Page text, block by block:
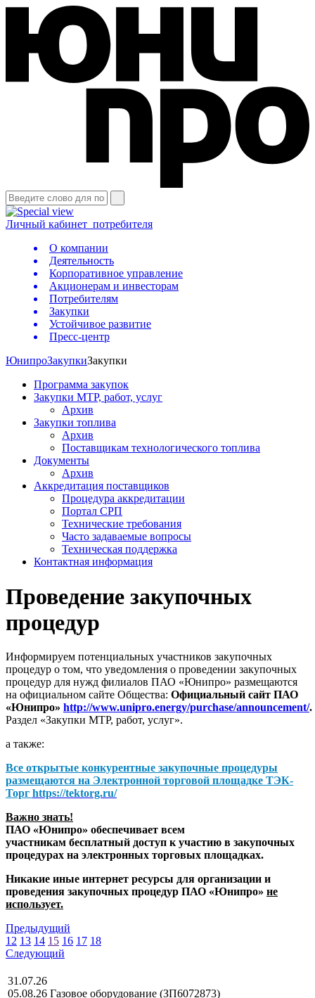
Личный кабинет потребителя
О компании
Деятельность
Корпоративное управление
Акционерам и инвесторам
Потребителям
Закупки
Устойчивое развитие
Пресс-центр
ЮнипроЗакупкиЗакупки
Программа закупок
Закупки МТР, работ, услуг
Архив
Закупки топлива
Архив
Поставщикам технологического топлива
Документы
Архив
Аккредитация поставщиков
Процедура аккредитации
Портал СРП
Технические требования
Часто задаваемые вопросы
Техническая поддержка
Контактная информация
Проведение закупочных
процедур
Информируем потенциальных участников закупочных
процедур о том, что уведомления о проведении закупочных
процедур для нужд филиалов ПАО «Юнипро» размещаются
на официальном сайте Общества: Официальный сайт ПАО
«Юнипро» http://www.unipro.energy/purchase/announcement/.
Раздел «Закупки МТР, работ, услуг».
а также:
Все открытые конкурентные закупочные процедуры
размещаются на Электронной торговой площадке ТЭК-
Торг https://tektorg.ru/
Важно знать!
ПАО «Юнипро» обеспечивает всем
участникам бесплатный доступ к участию в закупочных
процедурах на электронных торговых площадках.
Никакие иные интернет ресурсы для организации и
проведения закупочных процедур ПАО «Юнипро» не
использует.
Предыдущий
12 13 14 15 16 17 18
Следующий
31.07.26
05.08.26 Газовое оборудование (ЗП6072873)